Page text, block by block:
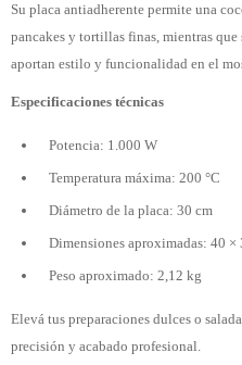
Su placa antiadherente permite una
pancakes y tortillas finas, mientras
aportan estilo y funcionalidad en el
Especificaciones técnicas
Potencia: 1.000 W
Temperatura máxima: 200 °C
Diámetro de la placa: 30 cm
Dimensiones aproximadas: 40 ×
Peso aproximado: 2,12 kg
Elevá tus preparaciones dulces o
precisión y acabado profesional.